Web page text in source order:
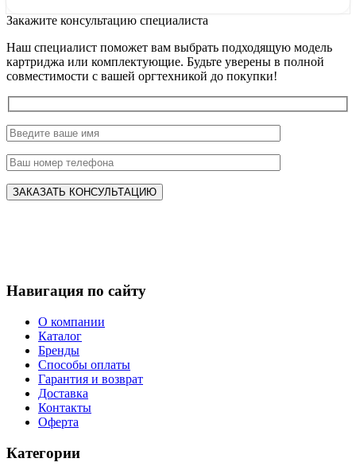
Закажите консультацию специалиста
Наш специалист поможет вам выбрать подходящую модель
картриджа или комплектующие. Будьте уверены в полной
совместимости с вашей оргтехникой до покупки!
Навигация по сайту
О компании
Каталог
Бренды
Способы оплаты
Гарантия и возврат
Доставка
Контакты
Оферта
Категории